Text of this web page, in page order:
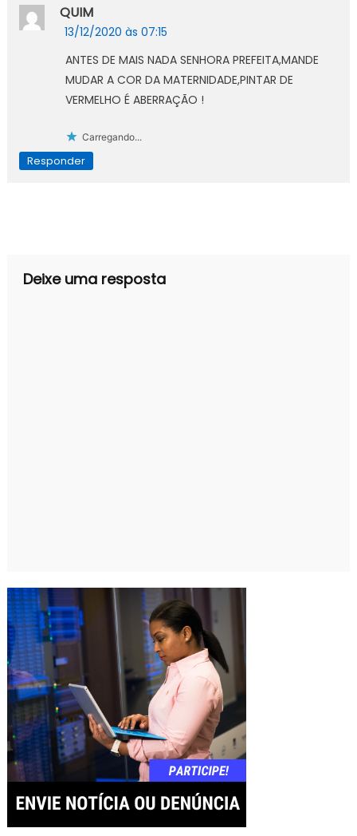
QUIM
13/12/2020 às 07:15
ANTES DE MAIS NADA SENHORA PREFEITA,MANDE
MUDAR A COR DA MATERNIDADE,PINTAR DE
VERMELHO É ABERRAÇÃO !
Carregando...
Responder
Deixe uma resposta